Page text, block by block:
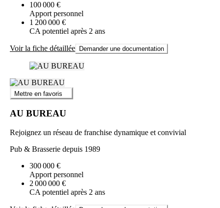
100 000 €
Apport personnel
1 200 000 €
CA potentiel après 2 ans
Voir la fiche détaillée Demander une documentation
Mettre en favoris
AU BUREAU
Rejoignez un réseau de franchise dynamique et convivial
Pub & Brasserie depuis 1989
300 000 €
Apport personnel
2 000 000 €
CA potentiel après 2 ans